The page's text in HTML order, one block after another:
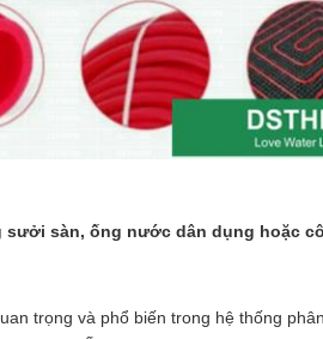
sàn, ống nước dân dụng hoặc
trọng và phổ biến trong hệ thống